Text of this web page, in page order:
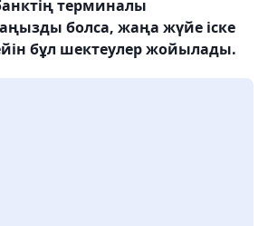
терминалы
болса, жаңа жүйе іске
бұл шектеулер жойылады.